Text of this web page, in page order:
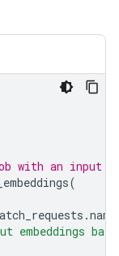
with an input
(
.name
embeddings